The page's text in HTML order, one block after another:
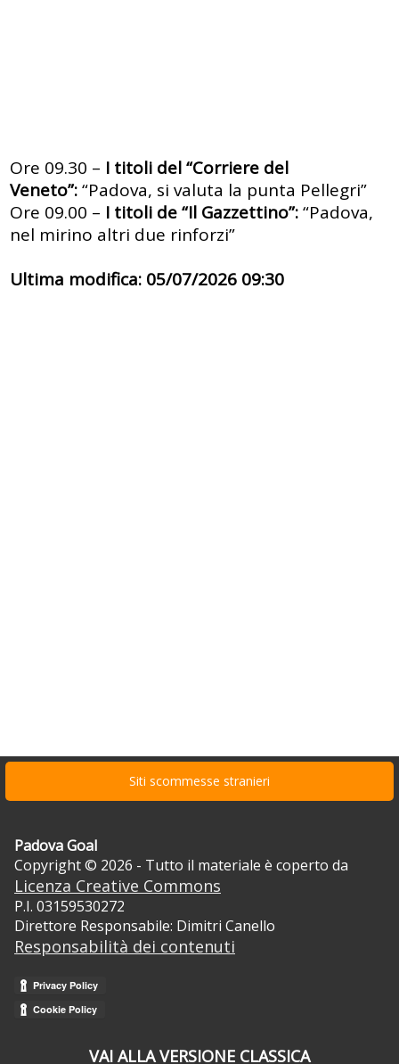
Ore 09.30 – I titoli del “Corriere del
Veneto”:“Padova, si valuta la punta Pellegri”
Ore 09.00 – I titoli de “Il Gazzettino”:“Padova,
nel mirino altri due rinforzi”
Ultima modifica: 05/07/2026 09:30
Siti scommesse stranieri
Padova Goal
Copyright © 2026 - Tutto il materiale è coperto da
Licenza Creative Commons
P.I. 03159530272
Direttore Responsabile: Dimitri Canello
Responsabilità dei contenuti
VAI ALLA VERSIONE CLASSICA